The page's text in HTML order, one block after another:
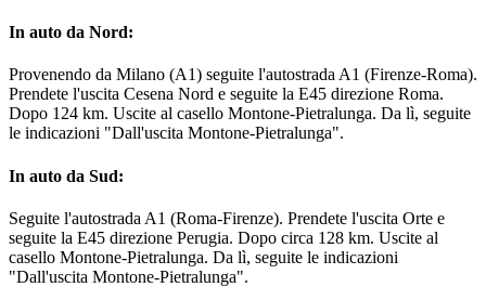
In auto da Nord:
Provenendo da Milano (A1) seguite l'autostrada A1 (Firenze-Roma).
Prendete l'uscita Cesena Nord e seguite la E45 direzione Roma.
Dopo 124 km. Uscite al casello Montone-Pietralunga. Da lì, seguite
le indicazioni "Dall'uscita Montone-Pietralunga".
In auto da Sud:
Seguite l'autostrada A1 (Roma-Firenze). Prendete l'uscita Orte e
seguite la E45 direzione Perugia. Dopo circa 128 km. Uscite al
casello Montone-Pietralunga. Da lì, seguite le indicazioni
"Dall'uscita Montone-Pietralunga".